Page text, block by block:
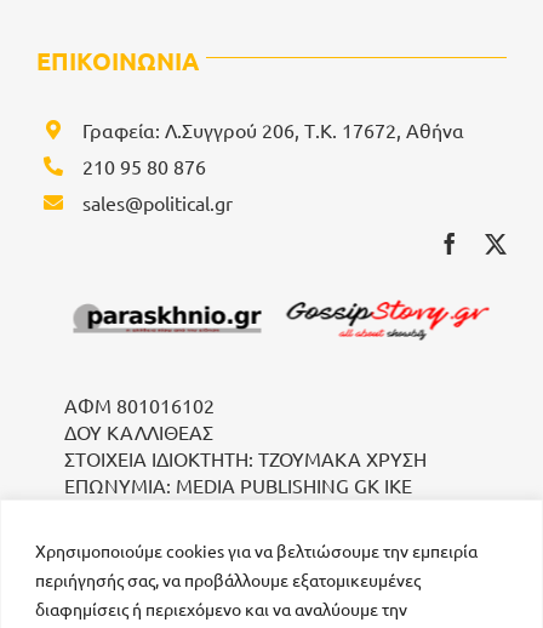
Χρησιμοποιούμε cookies για να βελτιώσουμε την εμπειρία
περιήγησής σας, να προβάλλουμε εξατομικευμένες
διαφημίσεις ή περιεχόμενο και να αναλύουμε την
ΕΠΙΚΟΙΝΩΝΙΑ
Γραφεία: Λ.Συγγρού 206, Τ.Κ. 17672, Αθήνα
210 95 80 876
sales@political.gr
ΑΦΜ 801016102
ΔΟΥ ΚΑΛΛΙΘΕΑΣ
ΣΤΟΙΧΕΙΑ ΙΔΙΟΚΤΗΤΗ: ΤΖΟΥΜΑΚΑ ΧΡΥΣΗ
ΕΠΩΝΥΜΙΑ: MEDIA PUBLISHING GK IKE